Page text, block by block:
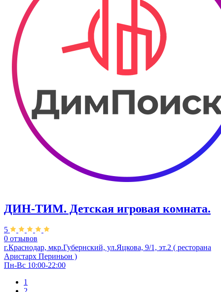
ДИН-ТИМ. Детская игровая комната.
5
0 отзывов
г.Краснодар, мкр.Губернский, ул.Яцкова, 9/1, эт.2 ( ресторана
Аристарх Периньон )
Пн-Вс 10:00-22:00
1